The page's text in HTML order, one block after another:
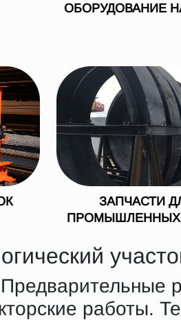
ОБОРУДОВАНИЕ
ЗАПЧАСТИ
ПРОМЫШЛЕННЫХ
работы.